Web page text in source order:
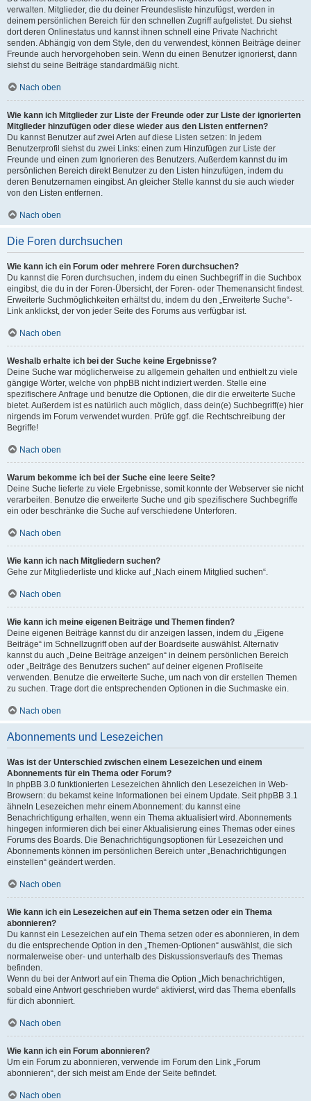
verwalten. Mitglieder, die du deiner Freundesliste hinzufügst, werden in
deinem persönlichen Bereich für den schnellen Zugriff aufgelistet. Du siehst
dort deren Onlinestatus und kannst ihnen schnell eine Private Nachricht
senden. Abhängig von dem Style, den du verwendest, können Beiträge deiner
Freunde auch hervorgehoben sein. Wenn du einen Benutzer ignorierst, dann
siehst du seine Beiträge standardmäßig nicht.
Nach oben
Wie kann ich Mitglieder zur Liste der Freunde oder zur Liste der ignorierten
Mitglieder hinzufügen oder diese wieder aus den Listen entfernen?
Du kannst Benutzer auf zwei Arten auf diese Listen setzen: In jedem
Benutzerprofil siehst du zwei Links: einen zum Hinzufügen zur Liste der
Freunde und einen zum Ignorieren des Benutzers. Außerdem kannst du im
persönlichen Bereich direkt Benutzer zu den Listen hinzufügen, indem du
deren Benutzernamen eingibst. An gleicher Stelle kannst du sie auch wieder
von den Listen entfernen.
Nach oben
Die Foren durchsuchen
Wie kann ich ein Forum oder mehrere Foren durchsuchen?
Du kannst die Foren durchsuchen, indem du einen Suchbegriff in die Suchbox
eingibst, die du in der Foren-Übersicht, der Foren- oder Themenansicht findest.
Erweiterte Suchmöglichkeiten erhältst du, indem du den „Erweiterte Suche“-
Link anklickst, der von jeder Seite des Forums aus verfügbar ist.
Nach oben
Weshalb erhalte ich bei der Suche keine Ergebnisse?
Deine Suche war möglicherweise zu allgemein gehalten und enthielt zu viele
gängige Wörter, welche von phpBB nicht indiziert werden. Stelle eine
spezifischere Anfrage und benutze die Optionen, die dir die erweiterte Suche
bietet. Außerdem ist es natürlich auch möglich, dass dein(e) Suchbegriff(e) hier
nirgends im Forum verwendet wurden. Prüfe ggf. die Rechtschreibung der
Begriffe!
Nach oben
Warum bekomme ich bei der Suche eine leere Seite?
Deine Suche lieferte zu viele Ergebnisse, somit konnte der Webserver sie nicht
verarbeiten. Benutze die erweiterte Suche und gib spezifischere Suchbegriffe
ein oder beschränke die Suche auf verschiedene Unterforen.
Nach oben
Wie kann ich nach Mitgliedern suchen?
Gehe zur Mitgliederliste und klicke auf „Nach einem Mitglied suchen“.
Nach oben
Wie kann ich meine eigenen Beiträge und Themen finden?
Deine eigenen Beiträge kannst du dir anzeigen lassen, indem du „Eigene
Beiträge“ im Schnellzugriff oben auf der Boardseite auswählst. Alternativ
kannst du auch „Deine Beiträge anzeigen“ in deinem persönlichen Bereich
oder „Beiträge des Benutzers suchen“ auf deiner eigenen Profilseite
verwenden. Benutze die erweiterte Suche, um nach von dir erstellen Themen
zu suchen. Trage dort die entsprechenden Optionen in die Suchmaske ein.
Nach oben
Abonnements und Lesezeichen
Was ist der Unterschied zwischen einem Lesezeichen und einem
Abonnements für ein Thema oder Forum?
In phpBB 3.0 funktionierten Lesezeichen ähnlich den Lesezeichen in Web-
Browsern: du bekamst keine Informationen bei einem Update. Seit phpBB 3.1
ähneln Lesezeichen mehr einem Abonnement: du kannst eine
Benachrichtigung erhalten, wenn ein Thema aktualisiert wird. Abonnements
hingegen informieren dich bei einer Aktualisierung eines Themas oder eines
Forums des Boards. Die Benachrichtigungsoptionen für Lesezeichen und
Abonnements können im persönlichen Bereich unter „Benachrichtigungen
einstellen“ geändert werden.
Nach oben
Wie kann ich ein Lesezeichen auf ein Thema setzen oder ein Thema
abonnieren?
Du kannst ein Lesezeichen auf ein Thema setzen oder es abonnieren, in dem
du die entsprechende Option in den „Themen-Optionen“ auswählst, die sich
normalerweise ober- und unterhalb des Diskussionsverlaufs des Themas
befinden.
Wenn du bei der Antwort auf ein Thema die Option „Mich benachrichtigen,
sobald eine Antwort geschrieben wurde“ aktivierst, wird das Thema ebenfalls
für dich abonniert.
Nach oben
Wie kann ich ein Forum abonnieren?
Um ein Forum zu abonnieren, verwende im Forum den Link „Forum
abonnieren“, der sich meist am Ende der Seite befindet.
Nach oben